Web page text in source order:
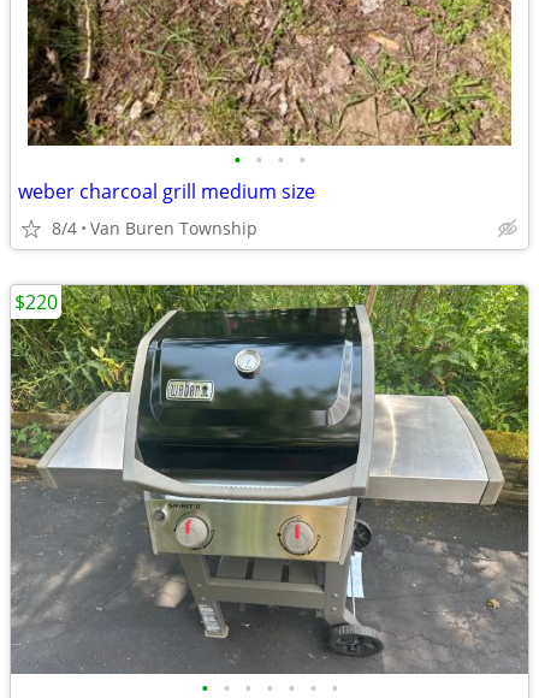
• • • •
weber charcoal grill medium size
8/4 Van Buren Township
• • • • • • •
$220